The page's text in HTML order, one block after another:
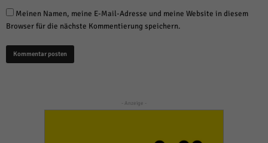
Meinen Namen, meine E-Mail-Adresse und meine Website in diesem
Browser für die nächste Kommentierung speichern.
- Anzeige -